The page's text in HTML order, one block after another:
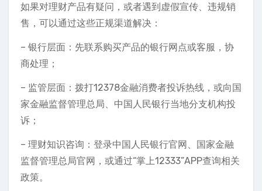
如果对理财产品有疑问，或者遇到虚假宣传、违规销
售，可以通过这些正规渠道解决：
– 银行层面：先联系购买产品的银行网点或客服，协
商处理；
– 监管层面：拨打12378金融消费者投诉热线，或向国
家金融监督管理总局、中国人民银行当地分支机构投
诉；
– 理财知识咨询：登录中国人民银行官网、国家金融
监督管理总局官网，或通过“掌上12333”APP查询相关
政策。